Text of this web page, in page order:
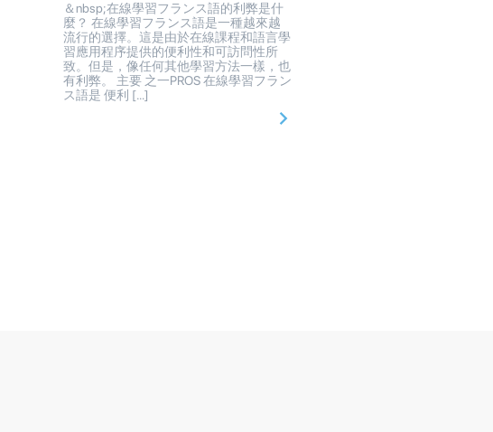
＆nbsp;在線學習フランス語的利弊是什
麼？ 在線學習フランス語是一種越來越
流行的選擇。這是由於在線課程和語言學
習應用程序提供的便利性和可訪問性所
致。但是，像任何其他學習方法一樣，也
有利弊。 主要 之一PROS 在線學習フラン
ス語是 便利 […]